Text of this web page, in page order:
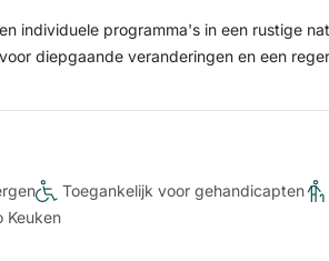
individuele programma's in een rustige
diepgaande veranderingen en een
Toegankelijk voor gehandicapten
Keuken